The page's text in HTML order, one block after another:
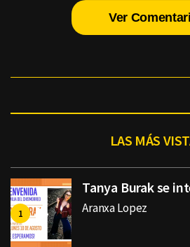
Ver
LAS MÁS
Tanya Burak se
Aranxa Lopez